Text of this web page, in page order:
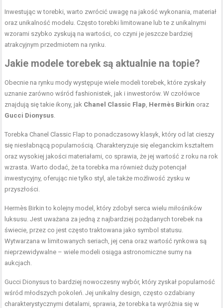
Inwestując w torebki, warto zwrócić uwagę na jakość wykonania, materiał
oraz unikalność modelu. Często torebki limitowane lub te z unikalnymi
wzorami szybko zyskują na wartości, co czyni je jeszcze bardziej
atrakcyjnym przedmiotem na rynku.
Jakie modele torebek są aktualnie na topie?
Obecnie na rynku mody występuje wiele modeli torebek, które zyskały
uznanie zarówno wśród fashionistek, jak i inwestorów. W czołówce
znajdują się takie ikony, jak Chanel Classic Flap, Hermès Birkin oraz
Gucci Dionysus.
Torebka Chanel Classic Flap to ponadczasowy klasyk, który od lat cieszy
się niesłabnącą popularnością. Charakteryzuje się eleganckim kształtem
oraz wysokiej jakości materiałami, co sprawia, że jej wartość z roku na rok
wzrasta. Warto dodać, że ta torebka ma również duży potencjał
inwestycyjny, oferując nie tylko styl, ale także możliwość zysku w
przyszłości.
Hermès Birkin to kolejny model, który zdobył serca wielu miłośników
luksusu. Jest uważana za jedną z najbardziej pożądanych torebek na
świecie, przez co jest często traktowana jako symbol statusu.
Wytwarzana w limitowanych seriach, jej cena oraz wartość rynkowa są
nieprzewidywalne – wiele modeli osiąga astronomiczne sumy na
aukcjach.
Gucci Dionysus to bardziej nowoczesny wybór, który zyskał popularność
wśród młodszych pokoleń. Jej unikalny design, często ozdabiany
charakterystycznymi detalami, sprawia, że torebka ta wyróżnia się w